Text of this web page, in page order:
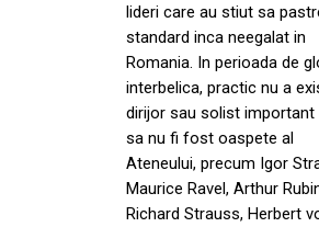
lideri care au stiut sa
standard inca neegalat in
Romania. In perioada de
interbelica, practic nu a
dirijor sau solist important
sa nu fi fost oaspete al
Ateneului, precum Igor
Maurice Ravel, Arthur
Richard Strauss, Herbert